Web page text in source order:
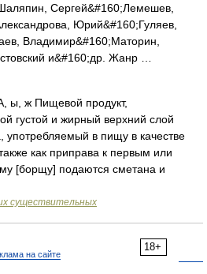
Сергей&#160;Лемешев,
Юрий&#160;Гуляев,
Владимир&#160;Маторин,
и&#160;др. Жанр …
ж Пищевой продукт,
густой и жирный верхний слой
употребляемый в пищу в качестве
как приправа к первым или
[борщу] подаются сметана и
существительных
18+
на сайте